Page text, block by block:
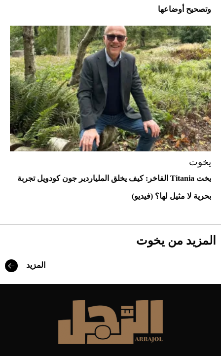
أفضل تدريج للشعر الطويل لإطلالة جريئة وعصرية
أحذية Mary Jane: ترف وأناقة للرجال
وتصحيح أوضاعها
يخوت
يخت Titania الفاخر: كيف يخلق الملياردير جون كودويل تجربة
بحرية لا مثيل لها؟ (فيديو)
المزيد من يخوت
المزيد